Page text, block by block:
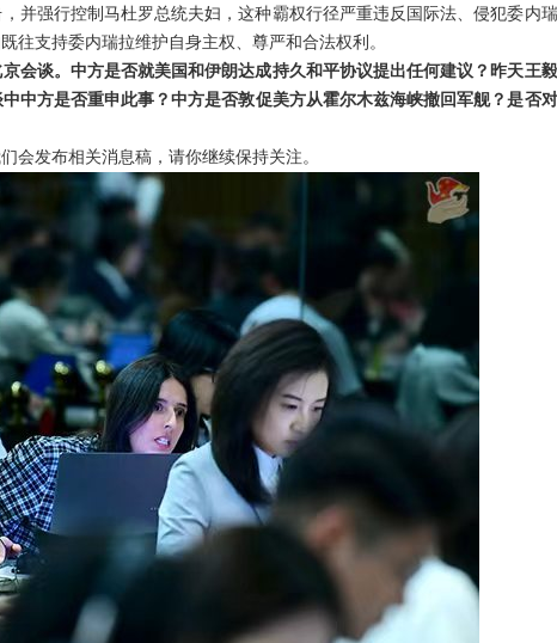
并强行控制马杜罗总统夫妇，这种霸权行径严重违反国际法、侵犯委内
往支持委内瑞拉维护自身主权、尊严和合法权利。
会谈。中方是否就美国和伊朗达成持久和平协议提出任何建议？昨天王
中方是否重申此事？中方是否敦促美方从霍尔木兹海峡撤回军舰？是否
会发布相关消息稿，请你继续保持关注。